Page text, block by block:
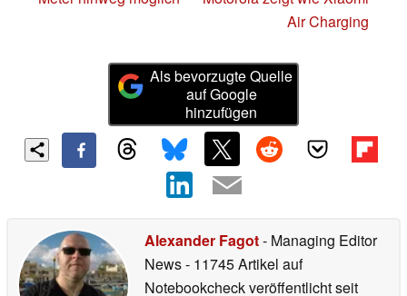
Air Charging
Als bevorzugte Quelle
auf Google
hinzufügen
Alexander Fagot- Managing Editor
News- 11745 Artikel auf
Notebookcheck veröffentlichtseit